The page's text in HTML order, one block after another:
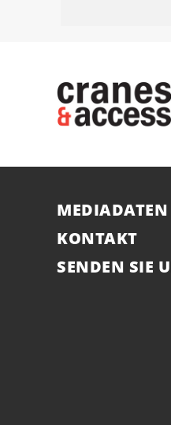
MEDIADATEN
KONTAKT
SENDEN SIE